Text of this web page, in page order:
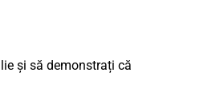
și să demonstrați că